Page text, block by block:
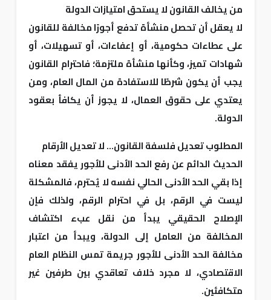
من يخالف القانون لا يستحق امتيازات الدولة
لا يعقل أن تحصل منشأة تدفع أجورًا مخالفة للقانون
على عطاءات حكومية، أو إعفاءات، أو تسهيلات، أو
شهادات تميز، وكأنها منشأة ملتزمة؛ فاحترام القانون
يجب أن يكون شرطًا للاستفادة من المال العام، ومن
يعتدي على حقوق العمال، لا يجوز أن يكافأ بعقود
الدولة.
المطلوب تعديل فلسفة القانون... لا تعديل الأرقام
الحديث الدائم عن رفع الحد الأدنى للأجور يفقد معناه
إذا بقي الحد الأدنى الحالي نفسه لا يُحترم، فالمشكلة
ليست في الرقم، بل في احترام الرقم، ولذلك فإن
الإصلاح الحقيقي يبدأ من نقل عبء اكتشاف
المخالفة من العامل إلى الدولة، ويبدأ من اعتبار
مخالفة الحد الأدنى للأجور جريمة تمس النظام العام
الاقتصادي، لا مجرد خلاف تعاقدي بين طرفين غير
متكافئين.